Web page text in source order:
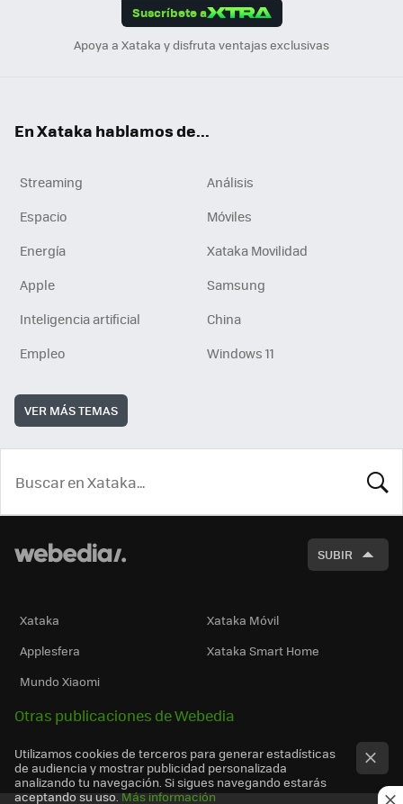
Suscríbete a
Apoya a Xataka y disfruta ventajas exclusivas
En Xataka hablamos de...
Streaming
Análisis
Espacio
Móviles
Energía
Xataka Movilidad
Apple
Samsung
Inteligencia artificial
China
Empleo
Windows 11
VER MÁS TEMAS
SUBIR
Xataka
Xataka Móvil
Applesfera
Xataka Smart Home
Mundo Xiaomi
Otras publicaciones de Webedia
Utilizamos cookies de terceros para generar estadísticas
de audiencia y mostrar publicidad personalizada
analizando tu navegación. Si sigues navegando estarás
aceptando su uso. Más información